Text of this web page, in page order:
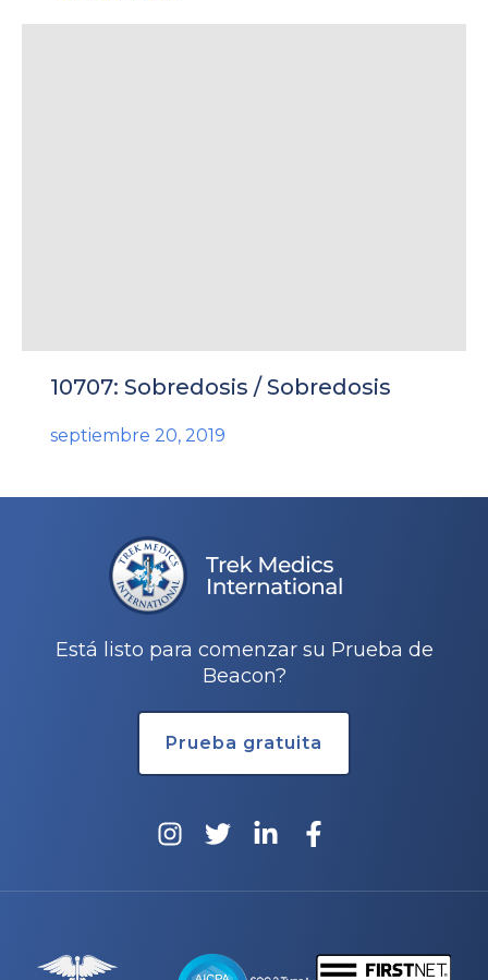
10707: Sobredosis / Sobredosis
septiembre 20, 2019
Está listo para comenzar su Prueba de
Beacon?
Prueba gratuita